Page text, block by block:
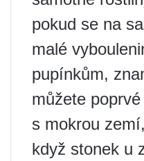
pokud se na
malé
pupínkům,
můžete
s mokrou
když stonek u